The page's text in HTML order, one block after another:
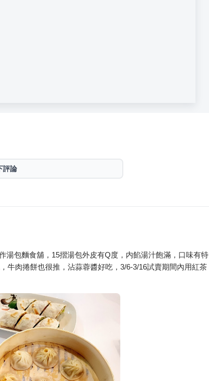
評論
湯包麵食舖，15摺湯包外皮有Q度，内餡湯汁飽滿，口味有特
牛肉捲餅也很推，沾蒜蓉醬好吃，3/6-3/16試賣期間內用紅茶